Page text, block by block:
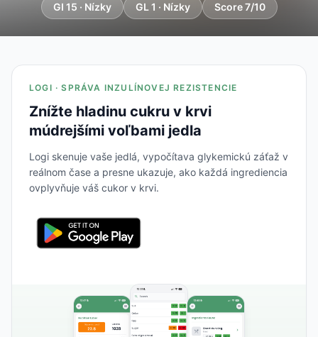
GI 15 · Nízky GL 1 · Nízky Score 7/10
LOGI · SPRÁVA INZULÍNOVEJ REZISTENCIE
Znížte hladinu cukru v krvi
múdrejšími voľbami jedla
Logi skenuje vaše jedlá, vypočítava glykemickú záťaž v
reálnom čase a presne ukazuje, ako každá ingrediencia
ovplyvňuje váš cukor v krvi.